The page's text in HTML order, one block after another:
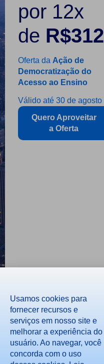
por 12x
de R$312
Oferta da Ação de
Democratização do
Acesso ao Ensino
Válido até 30 de agosto
Quero Aproveitar
a Oferta
Usamos cookies para
fornecer recursos e
serviços em nosso site e
melhorar a experiência do
usuário. Ao navegar, você
concorda com o uso